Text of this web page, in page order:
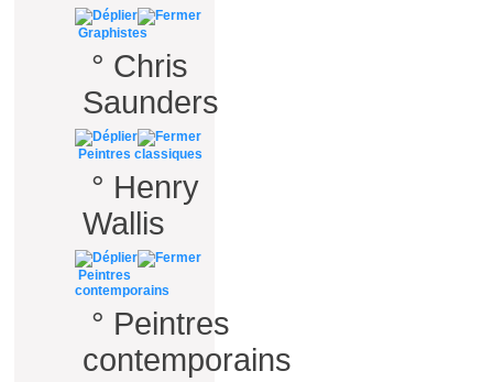
Graphistes
° Chris
Saunders
Peintres classiques
° Henry
Wallis
Peintres
contemporains
° Peintres
contemporains